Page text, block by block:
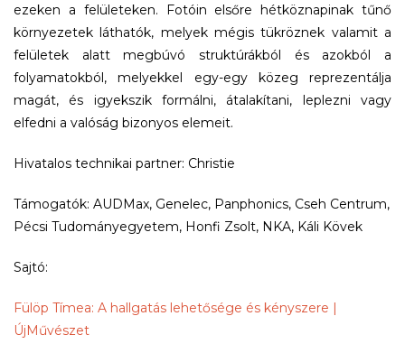
ezeken a felületeken. Fotóin elsőre hétköznapinak tűnő
környezetek láthatók, melyek mégis tükröznek valamit a
felületek alatt megbúvó struktúrákból és azokból a
folyamatokból, melyekkel egy-egy közeg reprezentálja
magát, és igyekszik formálni, átalakítani, leplezni vagy
elfedni a valóság bizonyos elemeit.
Hivatalos technikai partner: Christie
Támogatók: AUDMax, Genelec, Panphonics, Cseh Centrum,
Pécsi Tudományegyetem, Honfi Zsolt, NKA, Káli Kövek
Sajtó:
Fülöp Tímea: A hallgatás lehetősége és kényszere |
ÚjMűvészet